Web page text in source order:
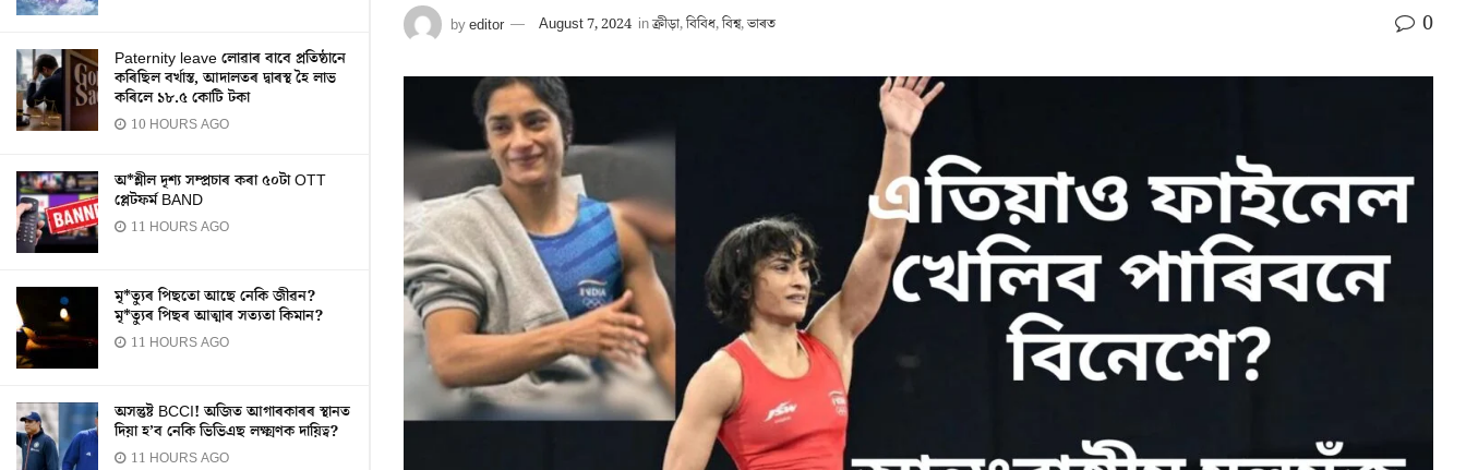
Paternity leave লোৱাৰ বাবে প্ৰতিষ্ঠানে
কৰিছিল বৰ্খাস্ত, আদালতৰ দ্বাৰস্থ হৈ লাভ
কৰিলে ১৮.৫ কোটি টকা
10 HOURS AGO
অ*শ্লীল দৃশ্য সম্প্ৰচাৰ কৰা ৫০টা OTT
প্লেটফৰ্ম BAND
11 HOURS AGO
মৃ*ত্যুৰ পিছতো আছে নেকি জীৱন?
মৃ*ত্যুৰ পিছৰ আত্মাৰ সত্যতা কিমান?
11 HOURS AGO
অসন্তুষ্ট BCCI! অজিত আগাৰকাৰৰ স্থানত
দিয়া হ’ব নেকি ভিভিএছ লক্ষ্মণক দায়িত্ব?
11 HOURS AGO
byeditor August 7, 2024 inক্ৰীড়া,বিবিধ,বিশ্ব,ভাৰত 0